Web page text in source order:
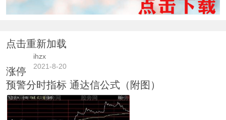
点击重新加载
ihzx
2021-8-20
涨停
预警分时指标 通达信公式（附图）